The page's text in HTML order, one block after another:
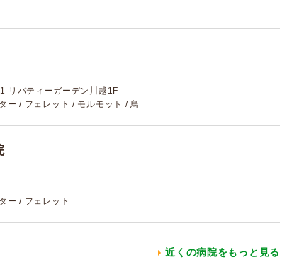
リバティーガーデン川越1F
ー / フェレット / モルモット / 鳥
ー / フェレット
近くの病院をもっと見る